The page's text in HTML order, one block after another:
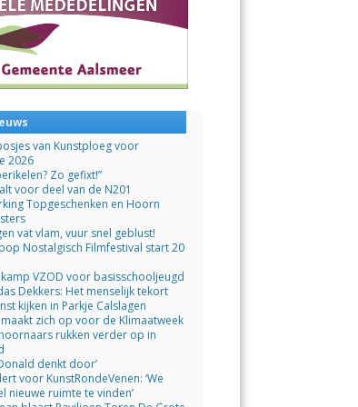
van Kunstploeg voor
2026
Zo gefixt!”
voor deel van de N201
Topgeschenken en Hoorn
vat vlam, vuur snel geblust!
Nostalgisch Filmfestival start 20
VZOD voor basisschooljeugd
Dekkers: Het menselijk tekort
kijken in Parkje Calslagen
zich op voor de Klimaatweek
rukken verder op in
denkt door’
voor KunstRondeVenen: ‘We
nieuwe ruimte te vinden’